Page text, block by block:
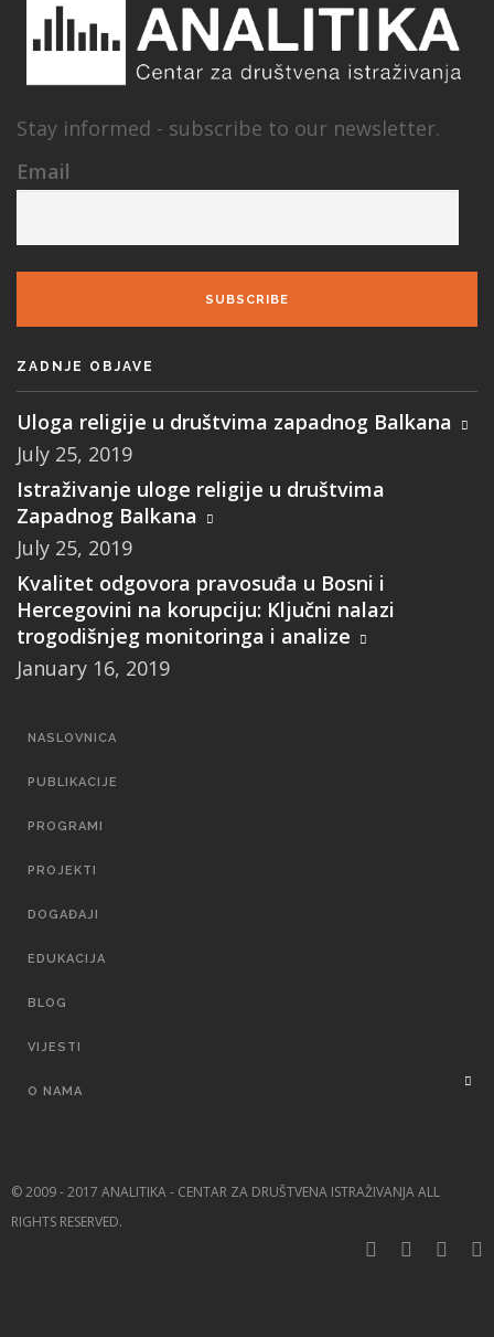
Stay informed - subscribe to our newsletter.
Email
SUBSCRIBE
ZADNJE OBJAVE
Uloga religije u društvima zapadnog Balkana
July 25, 2019
Istraživanje uloge religije u društvima
Zapadnog Balkana
July 25, 2019
Kvalitet odgovora pravosuđa u Bosni i
Hercegovini na korupciju: Ključni nalazi
trogodišnjeg monitoringa i analize
January 16, 2019
MAIN
NASLOVNICA
PUBLIKACIJE
PROGRAMI
PROJEKTI
DOGAĐAJI
EDUKACIJA
BLOG
VIJESTI
O NAMA
© 2009 - 2017 ANALITIKA - CENTAR ZA DRUŠTVENA ISTRAŽIVANJA ALL
RIGHTS RESERVED.